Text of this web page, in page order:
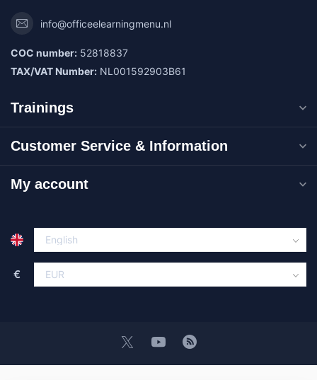
info@officeelearningmenu.nl
COC number: 52818837
TAX/VAT Number: NL001592903B61
Trainings
Customer Service & Information
My account
€